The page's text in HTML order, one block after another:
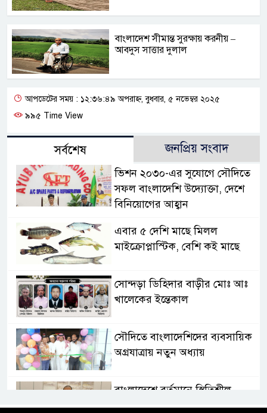
বাংলাদেশ সীমান্ত সুরক্ষায় করনীয় –
আবদুস সাত্তার দুলাল
আপডেটের সময় : ১২:৩৬:৪৯ অপরাহ্ন, বুধবার, ৫ নভেম্বর ২০২৫
৯৯৫ Time View
সর্বশেষ জনপ্রিয় সংবাদ
ভিশন ২০৩০-এর সুযোগে সৌদিতে
সফল বাংলাদেশি উদ্যোক্তা, দেশে
বিনিয়োগের আহ্বান
এবার ৫ দেশি মাছে মিলল
মাইক্রোপ্লাস্টিক, বেশি কই মাছে
সোন্দড়া ডিহিদার বাড়ীর মোঃ আঃ
খালেকের ইন্তেকাল
সৌদিতে বাংলাদেশিদের ব্যবসায়িক
অগ্রযাত্রায় নতুন অধ্যায়
বাংলাদেশে বর্তমানে স্থিতিশীল
সরকার,প্রবাসীদের বিনিয়োগের